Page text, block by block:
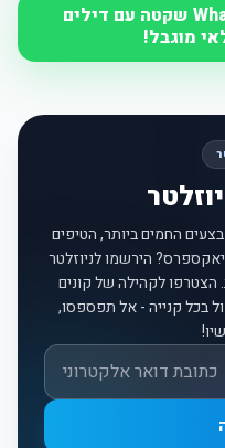
הצטרף לקבוצת WhatsApp שקטה עם דילים
מוגבל!
החמים ביותר, הטיפים
הירשמו לניוזלטר
הצטרפו לקהילה של קונים
בכל קנייה - אל תפספסו,